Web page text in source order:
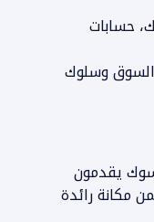
حسابات
السوق وسلوك
يقدمون
بناء شخصية علامتك التجارية وقيمها في 2026 لتضمن مكانة رائدة